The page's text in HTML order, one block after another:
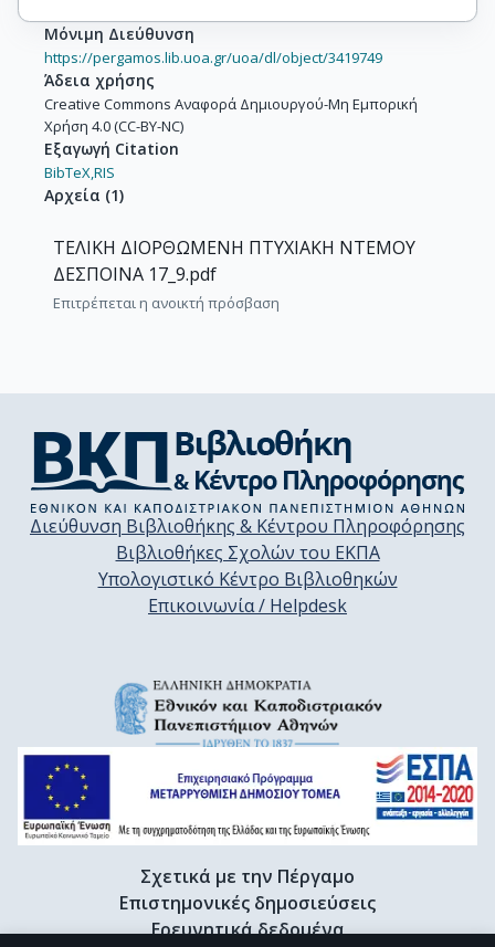
Μόνιμη Διεύθυνση
https://pergamos.lib.uoa.gr/uoa/dl/object/3419749
Άδεια χρήσης
Creative Commons Αναφορά Δημιουργού-Μη Εμπορική
Χρήση 4.0 (CC-BY-NC)
Εξαγωγή Citation
BibTeX,RIS
Αρχεία (1)
ΤΕΛΙΚΗ ΔΙΟΡΘΩΜΕΝΗ ΠΤΥΧΙΑΚΗ ΝΤΕΜΟΥ
ΔΕΣΠΟΙΝΑ 17_9.pdf
Επιτρέπεται η ανοικτή πρόσβαση
Διεύθυνση Βιβλιοθήκης & Κέντρου Πληροφόρησης
Βιβλιοθήκες Σχολών του ΕΚΠΑ
Υπολογιστικό Κέντρο Βιβλιοθηκών
Επικοινωνία / Helpdesk
Σχετικά με την Πέργαμο
Επιστημονικές δημοσιεύσεις
Ερευνητικά δεδομένα